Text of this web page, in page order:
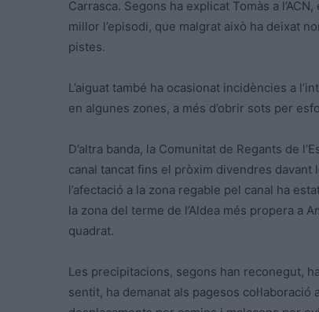
Carrasca. Segons ha explicat Tomàs a
millor l’episodi, que malgrat això ha deixat
pistes.
L’aiguat també ha ocasionat incidències a
en algunes zones, a més d’obrir sots per
D’altra banda, la Comunitat de Regants de
canal tancat fins el pròxim divendres davant
l’afectació a la zona regable pel canal ha
la zona del terme de l’Aldea més propera a
quadrat.
Les precipitacions, segons han reconegut,
sentit, ha demanat als pagesos